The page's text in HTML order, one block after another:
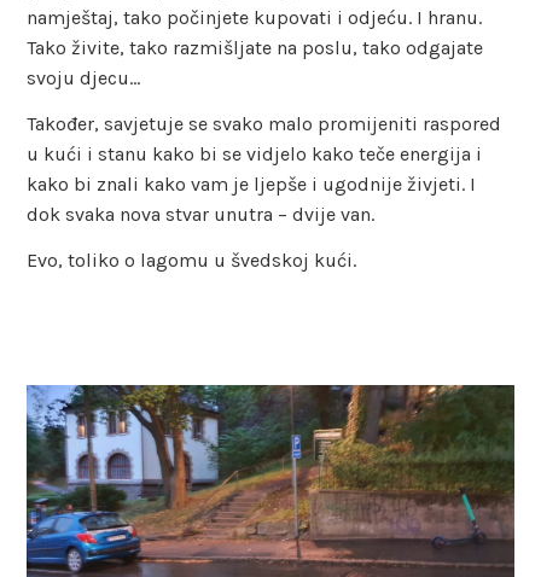
namještaj, tako počinjete kupovati i odjeću. I hranu.
Tako živite, tako razmišljate na poslu, tako odgajate
svoju djecu…
Također, savjetuje se svako malo promijeniti raspored
u kući i stanu kako bi se vidjelo kako teče energija i
kako bi znali kako vam je ljepše i ugodnije živjeti. I
dok svaka nova stvar unutra – dvije van.
Evo, toliko o lagomu u švedskoj kući.